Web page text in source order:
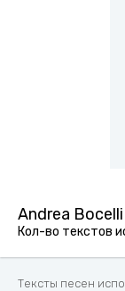
Andrea Bocelli
Кол-во текстов
Тексты песен